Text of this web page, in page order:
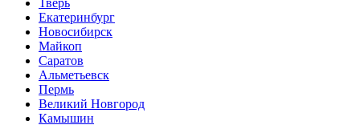
Тверь
Екатеринбург
Новосибирск
Майкоп
Саратов
Альметьевск
Пермь
Великий Новгород
Камышин